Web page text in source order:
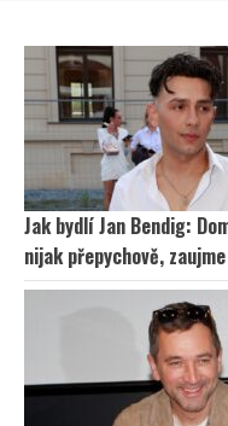
Jak bydlí Jan Bendig:
nijak přepychově,